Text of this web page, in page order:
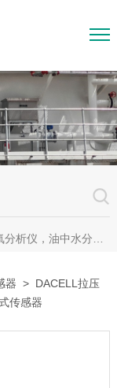
分析仪，超声波测漏仪。
器 > DACELL拉压
传感器